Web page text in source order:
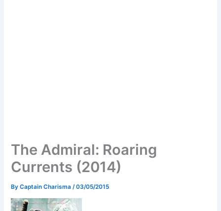
The Admiral: Roaring
Currents (2014)
ByCaptain Charisma /03/05/2015